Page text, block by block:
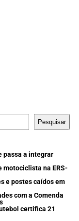
Pesquisar
passa a integrar
motociclista na ERS-
e postes caídos em
com a Comenda
certifica 21